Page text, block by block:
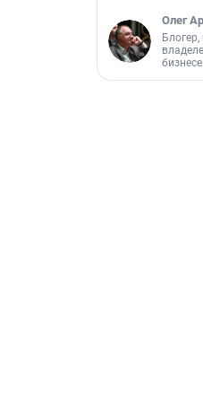
Олег
бизнесе